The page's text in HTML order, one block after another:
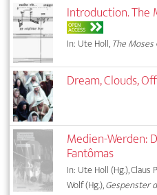
Introduction. The
OPEN
ACCESS
In: Ute Holl,The
Dream, Clouds,
Medien-Werden:
Fantômas
In: Ute Holl (Hg.), Claus
Wolf (Hg.),Gespenster